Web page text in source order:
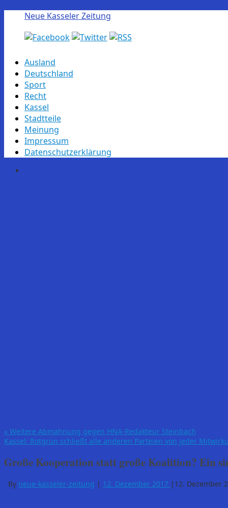
Neue Kasseler Zeitung
Skip
content
Ausland
Deutschland
Sport
Recht
Kassel
Stadtteile
Meinung
Impressum
Datenschutzerklärung
« Weitere Abmahnung gegen HNA-Redakteur Steinbach
Kassel: Rotgrün schließt alle anderen Parteien von jeder
Große Kooperation statt große Koalition? Ein
By neue-kasseler-zeitung | 12. Dezember 2017 | 12. Dezember